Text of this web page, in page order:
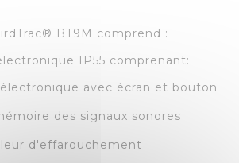
BT9M comprend :
IP55 comprenant:
avec écran et bouton
des signaux sonores
d'effarouchement